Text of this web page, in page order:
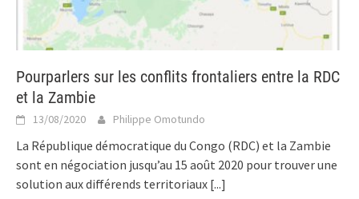
Pourparlers sur les conflits frontaliers entre la RDC
et la Zambie
13/08/2020 Philippe Omotundo
La République démocratique du Congo (RDC) et la Zambie
sont en négociation jusqu’au 15 août 2020 pour trouver une
solution aux différends territoriaux [...]